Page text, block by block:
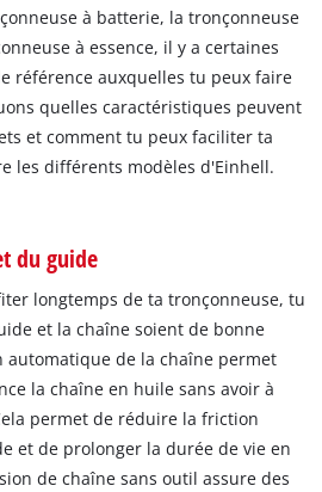
à batterie, la tronçonneuse
à essence, il y a certaines
référence auxquelles tu peux faire
quelles caractéristiques peuvent
et comment tu peux faciliter ta
les différents modèles d'Einhell.
du guide
longtemps de ta tronçonneuse, tu
et la chaîne soient de bonne
de la chaîne permet
la chaîne en huile sans avoir à
permet de réduire la friction
et de prolonger la durée de vie en
de chaîne sans outil assure des